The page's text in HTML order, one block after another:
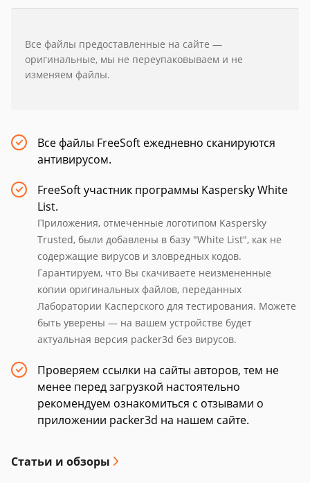
Все файлы предоставленные на сайте —
оригинальные, мы не переупаковываем и не
изменяем файлы.
Все файлы FreeSoft ежедневно сканируются
антивирусом.
FreeSoft участник программы Kaspersky White
List.
Приложения, отмеченные логотипом Kaspersky
Trusted, были добавлены в базу "White List", как не
содержащие вирусов и зловредных кодов.
Гарантируем, что Вы скачиваете неизмененные
копии оригинальных файлов, переданных
Лаборатории Касперского для тестирования. Можете
быть уверены — на вашем устройстве будет
актуальная версия packer3d без вирусов.
Проверяем ссылки на сайты авторов, тем не
менее перед загрузкой настоятельно
рекомендуем ознакомиться с отзывами о
приложении packer3d на нашем сайте.
Статьи и обзоры